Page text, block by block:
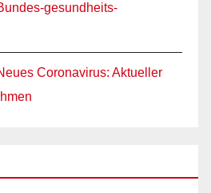
gesundheits-
Coronavirus: Aktueller